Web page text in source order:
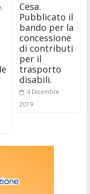
Cesa.
Pubblicato il
bando per la
concessione
di contributi
per il
trasporto
disabili.
4 Dicembre
2019